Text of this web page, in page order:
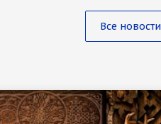
Все новости